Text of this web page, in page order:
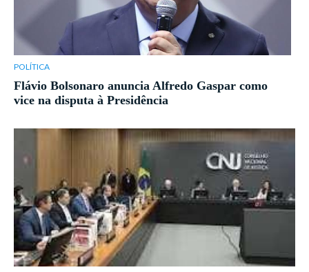
POLÍTICA
Flávio Bolsonaro anuncia Alfredo Gaspar como
vice na disputa à Presidência